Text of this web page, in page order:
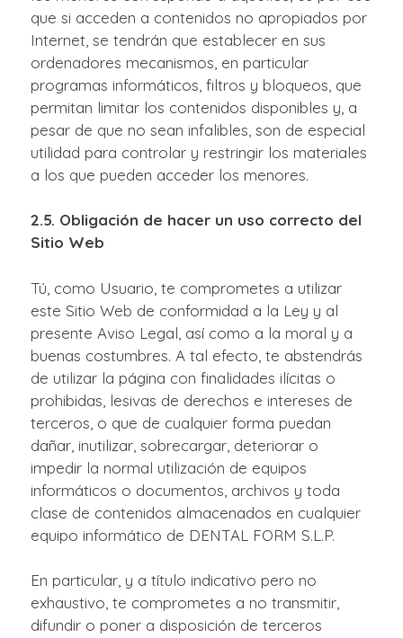
que si acceden a contenidos no apropiados por
Internet, se tendrán que establecer en sus
ordenadores mecanismos, en particular
programas informáticos, filtros y bloqueos, que
permitan limitar los contenidos disponibles y, a
pesar de que no sean infalibles, son de especial
utilidad para controlar y restringir los materiales
a los que pueden acceder los menores.
2.5. Obligación de hacer un uso correcto del
Sitio Web
Tú, como Usuario, te comprometes a utilizar
este Sitio Web de conformidad a la Ley y al
presente Aviso Legal, así como a la moral y a
buenas costumbres. A tal efecto, te abstendrás
de utilizar la página con finalidades ilícitas o
prohibidas, lesivas de derechos e intereses de
terceros, o que de cualquier forma puedan
dañar, inutilizar, sobrecargar, deteriorar o
impedir la normal utilización de equipos
informáticos o documentos, archivos y toda
clase de contenidos almacenados en cualquier
equipo informático de DENTAL FORM S.L.P.
En particular, y a título indicativo pero no
exhaustivo, te comprometes a no transmitir,
difundir o poner a disposición de terceros